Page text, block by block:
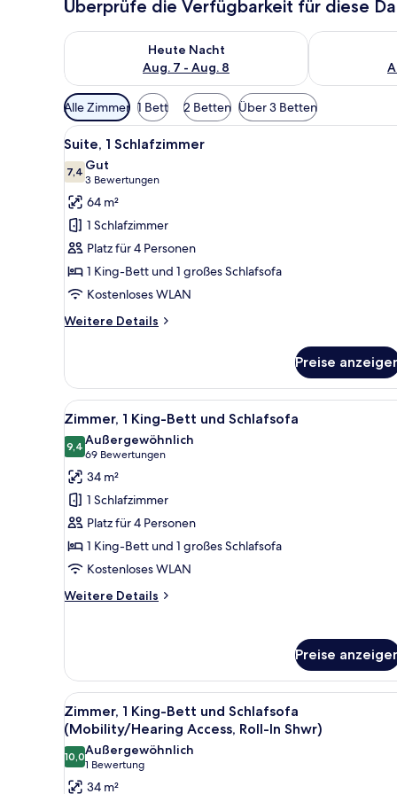
Überprüfe die Verfügbarkeit für diese
Heute Nacht
Aug. 7 - Aug. 8
Überprüfe die Verfügbarkeit für heute Nacht, Aug. 7
Überprüfe
Verfügbare
Filter
für
Zimmer
Alle Zimmer 1 Bett 2 Betten Über 3 Betten
Alle
Fotos
für
Suite,
Schlafzimmer
anzeigen
Ein Hotelzimmer mit einer
5
Suite, 1 Schlafzimmer
7,47,4 von 10
Gut
3 Bewertungen
(3
Bewertungen)
64 m²
1 Schlafzimmer
Platz für 4 Personen
1 King-Bett und 1 großes Schlafsofa
Kostenloses WLAN
Weitere Details
Weitere
1
Schlafzimmer
Preise
Alle
Fotos
für
Zimmer,
1 King-
Bett
und
Schlafsofa
anzeigen
Ein Hotelzimmer mit einem
5
Zimmer, 1 King-Bett und Schlafsofa
9,49,4 von 10
Außergewöhnlich
69 Bewertungen
(69
Bewertungen)
34 m²
1 Schlafzimmer
Platz für 4 Personen
1 King-Bett und 1 großes Schlafsofa
Kostenloses WLAN
Weitere Details
Weitere
Bett
und
Schlafsofa
Preise
Alle
Fotos
für
Zimmer,
1 King-
Ein Hotelzimmer mit einem
4
Zimmer, 1 King-Bett und Schlafsofa
(Mobility/Hearing Access, Roll-In Shwr)
10,010,0 von 10
Außergewöhnlich
1 Bewertung
(1
Bewertung)
34 m²